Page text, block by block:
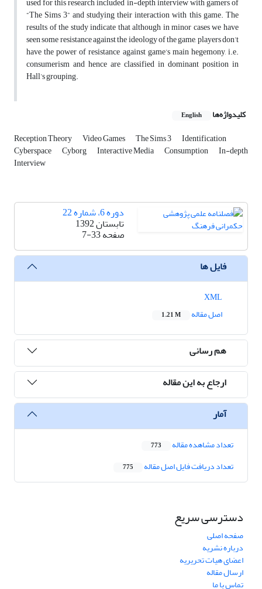
“The Sims 3” and studying their interaction with this game. The
results of the study indicate that although in minor cases we have
seen some resistance against the ideology of the game, players don’t
have the power of resistance against game’s main hegemony, i.e.
consumerism and hence are classified in dominant position in
Hall’s grouping.
کلیدواژه‌ها English
Reception Theory Video Games The Sims 3 Identification
Cyberspace Cyborg Interactive Media Consumption In-depth
Interview
دوره 6، شماره 22
تابستان 1392
صفحه7-33
فایل ها
اصل مقاله
1.21 M
هم رسانی
ارجاع به این مقاله
آمار
تعداد مشاهده مقاله 773
تعداد دریافت فایل اصل مقاله 775
دسترسی سریع
صفحه اصلی
درباره نشریه
اعضای هیات تحریریه
ارسال مقاله
تماس با ما